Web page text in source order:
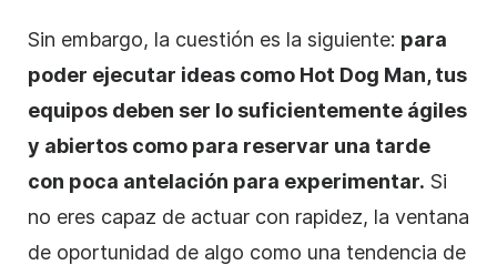
Sin embargo, la cuestión es la siguiente: para
poder ejecutar ideas como Hot Dog Man, tus
equipos deben ser lo suficientemente ágiles
y abiertos como para reservar una tarde
con poca antelación para experimentar. Si
no eres capaz de actuar con rapidez, la ventana
de oportunidad de algo como una tendencia de